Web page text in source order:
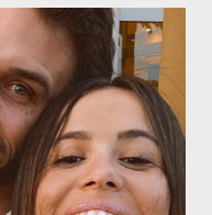
Carol Pagés nos
Rosa en RCE
los jueves de 17 a 18
Pagés La cita ,en el
reunió a figuras
autoridades y medios